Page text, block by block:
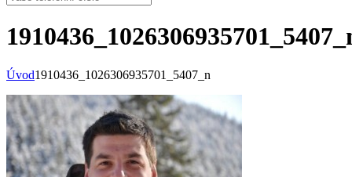
Úvod1910436_1026306935701_5407_n